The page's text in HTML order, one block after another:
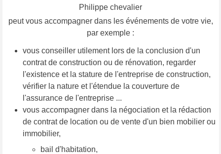
Philippe chevalier
peut vous accompagner dans les événements de votre vie,
par exemple :
vous conseiller utilement lors de la conclusion d'un
contrat de construction ou de rénovation, regarder
l'existence et la stature de l'entreprise de construction,
vérifier la nature et l'étendue la couverture de
l'assurance de l'entreprise ...
vous accompagner dans la négociation et la rédaction
de contrat de location ou de vente d'un bien mobilier ou
immobilier,
bail d'habitation,